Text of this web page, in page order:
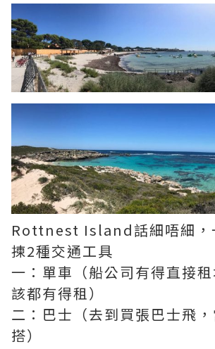
Rottnest Island話細唔細，
揀2種交通工具
一：單車（船公司有得直接
該都有得租）
二：巴士（去到買張巴士飛
搭）